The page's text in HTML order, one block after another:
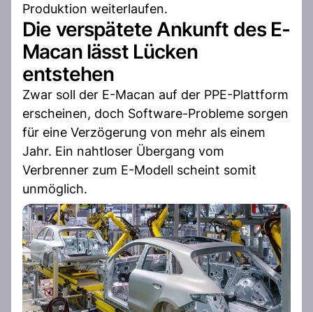
Produktion weiterlaufen.
Die verspätete Ankunft des E-
Macan lässt Lücken
entstehen
Zwar soll der E-Macan auf der PPE-Plattform
erscheinen, doch Software-Probleme sorgen
für eine Verzögerung von mehr als einem
Jahr. Ein nahtloser Übergang vom
Verbrenner zum E-Modell scheint somit
unmöglich.